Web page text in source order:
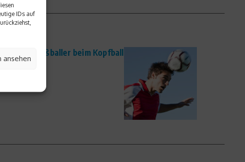
IDs auf
ansehen
sich Fußballer beim Kopfball